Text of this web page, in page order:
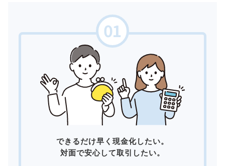
できるだけ早く現金化したい。
対面で安心して取引したい。